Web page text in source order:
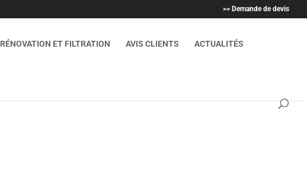
>> Demande de devis
RÉNOVATION ET FILTRATION AVIS CLIENTS ACTUALITÉS